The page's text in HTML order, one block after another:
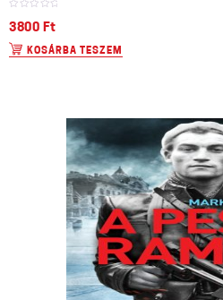
3800 Ft
KOSÁRBA TESZEM